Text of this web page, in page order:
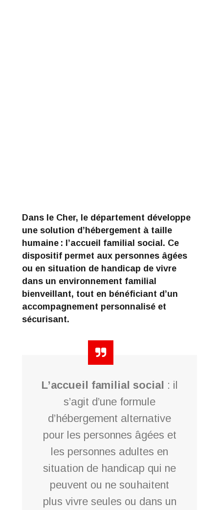
Dans le Cher, le département développe
une solution d’hébergement à taille
humaine : l’accueil familial social . Ce
dispositif permet aux personnes âgées
ou en situation de handicap de vivre
dans un environnement familial
bienveillant, tout en bénéficiant d’un
accompagnement personnalisé et
sécurisant.
L’accueil familial social : il
s’agit d’une formule
d’hébergement alternative
pour les personnes âgées et
les personnes adultes en
situation de handicap qui ne
peuvent ou ne souhaitent
plus vivre seules ou dans un